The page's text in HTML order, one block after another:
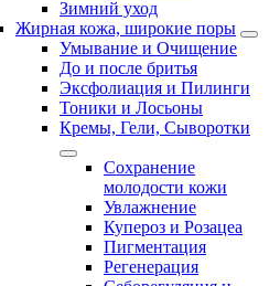
Зимний уход
Жирная кожа, широкие поры
Умывание и Очищение
До и после бритья
Эксфолиация и Пилинги
Тоники и Лосьоны
Кремы, Гели, Сыворотки
Сохранение
молодости кожи
Увлажнение
Купероз и Розацеа
Пигментация
Регенерация